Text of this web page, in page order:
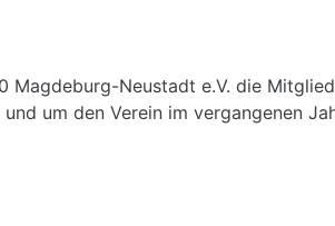
Magdeburg-Neustadt e.V. die
um den Verein im vergangenen